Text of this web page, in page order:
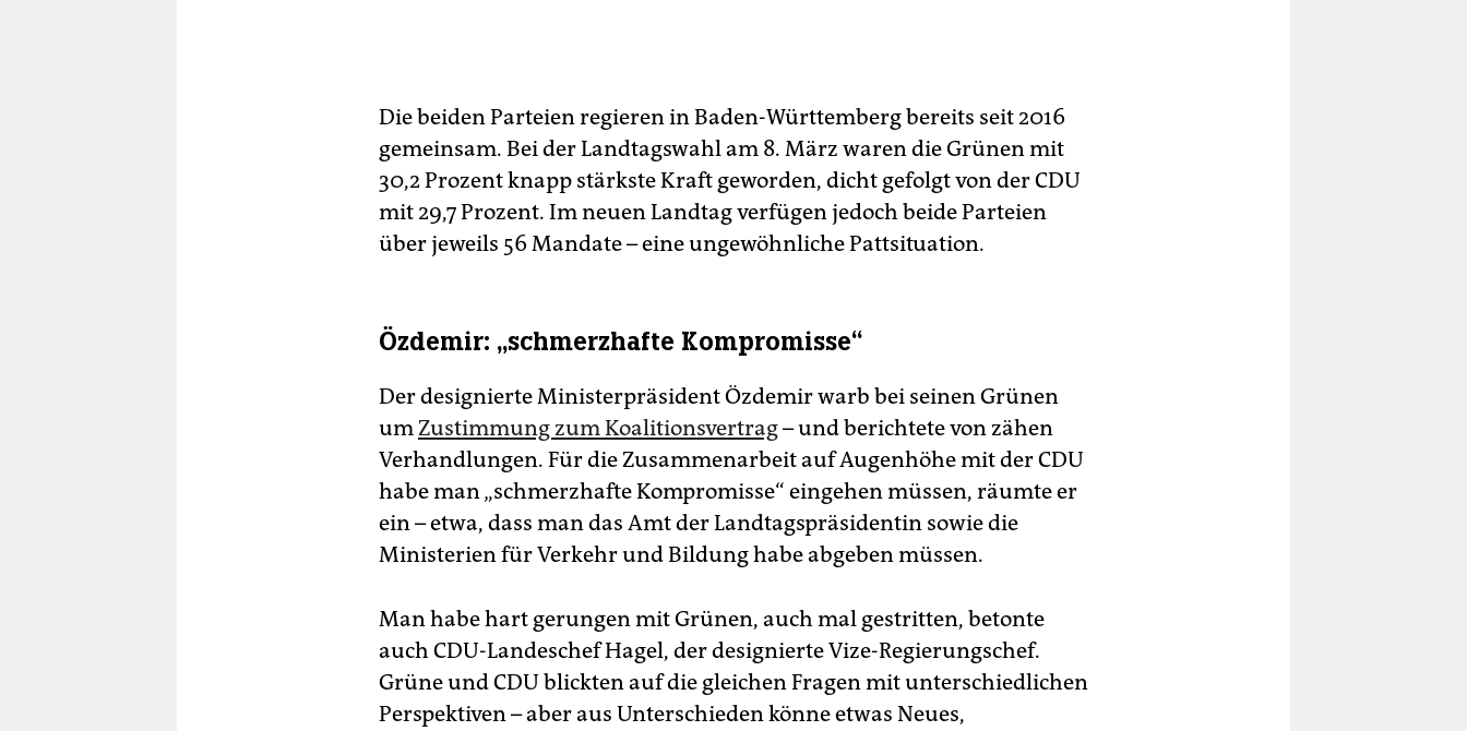
Die beiden Parteien regieren in Baden-Württemberg bereits seit 2016
gemeinsam. Bei der Landtagswahl am 8. März waren die Grünen mit
30,2 Prozent knapp stärkste Kraft geworden, dicht gefolgt von der CDU
mit 29,7 Prozent. Im neuen Landtag verfügen jedoch beide Parteien
über jeweils 56 Mandate – eine ungewöhnliche Pattsituation.
Özdemir: „schmerzhafte Kompromisse“
Der designierte Ministerpräsident Özdemir warb bei seinen Grünen
umZustimmung zum Koalitionsvertrag– und berichtete von zähen
Verhandlungen. Für die Zusammenarbeit auf Augenhöhe mit der CDU
habe man „schmerzhafte Kompromisse“ eingehen müssen, räumte er
ein – etwa, dass man das Amt der Landtagspräsidentin sowie die
Ministerien für Verkehr und Bildung habe abgeben müssen.
Man habe hart gerungen mit Grünen, auch mal gestritten, betonte
auch CDU-Landeschef Hagel, der designierte Vize-Regierungschef.
Grüne und CDU blickten auf die gleichen Fragen mit unterschiedlichen
Perspektiven – aber aus Unterschieden könne etwas Neues,